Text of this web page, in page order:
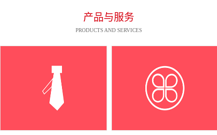
产品与服务
PRODUCTS AND SERVICES